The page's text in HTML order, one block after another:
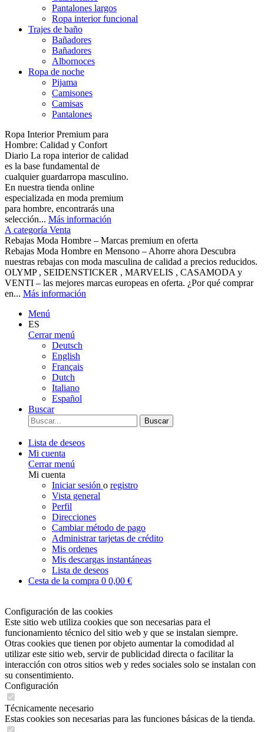
Pantalones largos
Ropa interior funcional
Trajes de baño
Bañadores
Bañadores
Albornoces
Ropa de noche
Pijama
Camisones
Camisas
Pantalones
Ropa Interior Premium para
Hombre: Calidad y Confort
Diario La ropa interior de calidad
es la base fundamental de
cualquier guardarropa masculino.
En nuestra tienda online
especializada en moda premium
para hombre, encontrarás una
selección... Más información
A categoría Venta
Rebajas Moda Hombre – Marcas premium en oferta
Rebajas Moda Hombre en Mensono – Ahorre ahora Descubra
nuestras rebajas con moda masculina de calidad a precios reducidos.
OLYMP , SEIDENSTICKER , MARVELIS , CASAMODA y
VENTI – las mejores marcas europeas en oferta. ¿Por qué comprar
en... Más información
Menú
ES
Cerrar menú
Deutsch
English
Français
Dutch
Italiano
Español
Buscar
Buscar
Lista de deseos
Mi cuenta
Cerrar menú
Mi cuenta
Iniciar sesión o registro
Vista general
Perfil
Direcciones
Cambiar método de pago
Administrar tarjetas de crédito
Mis ordenes
Mis descargas instantáneas
Lista de deseos
Cesta de la compra 0 0,00 €
Configuración de las cookies
Este sitio web utiliza cookies que son necesarias para el
funcionamiento técnico del sitio web y que se instalan siempre.
Otras cookies que tienen por objeto aumentar la comodidad al
utilizar este sitio web, servir de publicidad directa o facilitar la
interacción con otros sitios web y redes sociales solo se instalan con
su consentimiento.
Configuración
Técnicamente necesario
Estas cookies son necesarias para las funciones básicas de la tienda.